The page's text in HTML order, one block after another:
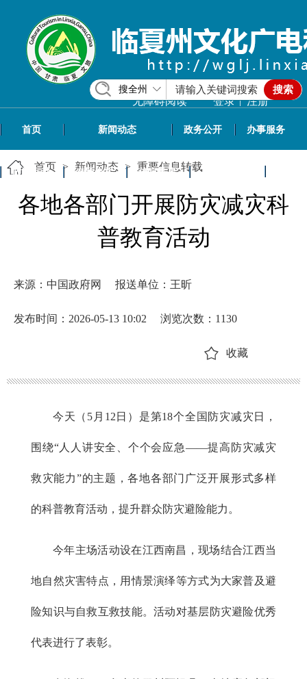
无障碍阅读 登录 | 注册
搜全州 搜索
首页 新闻动态 政务公开 办事服务
政民互动 专题专栏 信息共享
首页 > 新闻动态 > 重要信息转载
各地各部门开展防灾减灾科
普教育活动
来源：中国政府网 报送单位：王昕
发布时间：2026-05-13 10:02 浏览次数： 1130
收藏
今天（5月12日）是第18个全国防灾减灾日，
围绕“人人讲安全、个个会应急——提高防灾减灾
救灾能力”的主题，各地各部门广泛开展形式多样
的科普教育活动，提升群众防灾避险能力。
今年主场活动设在江西南昌，现场结合江西当
地自然灾害特点，用情景演绎等方式为大家普及避
险知识与自救互救技能。活动对基层防灾避险优秀
代表进行了表彰。